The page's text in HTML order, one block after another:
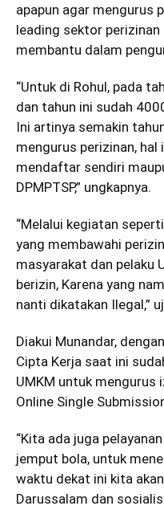
apapun agar mengurus
leading sektor
membantu dalam
“Untuk di Rohul, pada
dan tahun ini sudah
Ini artinya semakin
mengurus perizinan, hal
mendaftar sendiri
DPMPTSP,” ungkapnya.
“Melalui kegiatan
yang membawahi
masyarakat dan pelaku
berizin, Karena yang
nanti dikatakan Ilegal,”
Diakui Munandar,
Cipta Kerja saat ini
UMKM untuk mengurus
Online Single
“Kita ada juga
jemput bola, untuk
waktu dekat ini kita
Darussalam dan